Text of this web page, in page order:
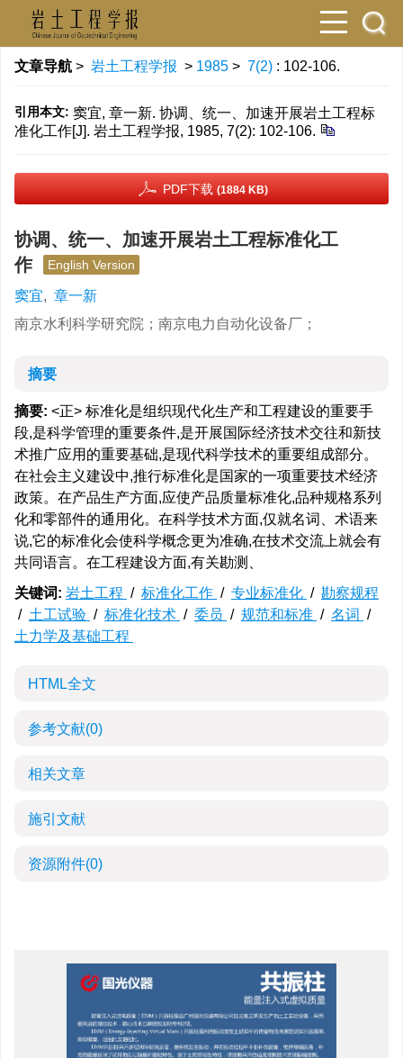
文章导航 > 岩土工程学报 > 1985 > 7(2) : 102-106.
引用本文: 窦宜, 章一新. 协调、统一、加速开展岩土工程标
准化工作[J]. 岩土工程学报, 1985, 7(2): 102-106.
PDF下载 (1884 KB)
协调、统一、加速开展岩土工程标准化工
作
English Version
窦宜, 章一新
南京水利科学研究院；南京电力自动化设备厂；
摘要
摘要: <正> 标准化是组织现代化生产和工程建设的重要手
段,是科学管理的重要条件,是开展国际经济技术交往和新技
术推广应用的重要基础,是现代科学技术的重要组成部分。
在社会主义建设中,推行标准化是国家的一项重要技术经济
政策。在产品生产方面,应使产品质量标准化,品种规格系列
化和零部件的通用化。在科学技术方面,仅就名词、术语来
说,它的标准化会使科学概念更为准确,在技术交流上就会有
共同语言。在工程建设方面,有关勘测、
关键词: 岩土工程 / 标准化工作 / 专业标准化 / 勘察规程
/ 土工试验 / 标准化技术 / 委员 / 规范和标准 / 名词 /
土力学及基础工程
HTML全文
参考文献(0)
相关文章
施引文献
资源附件(0)